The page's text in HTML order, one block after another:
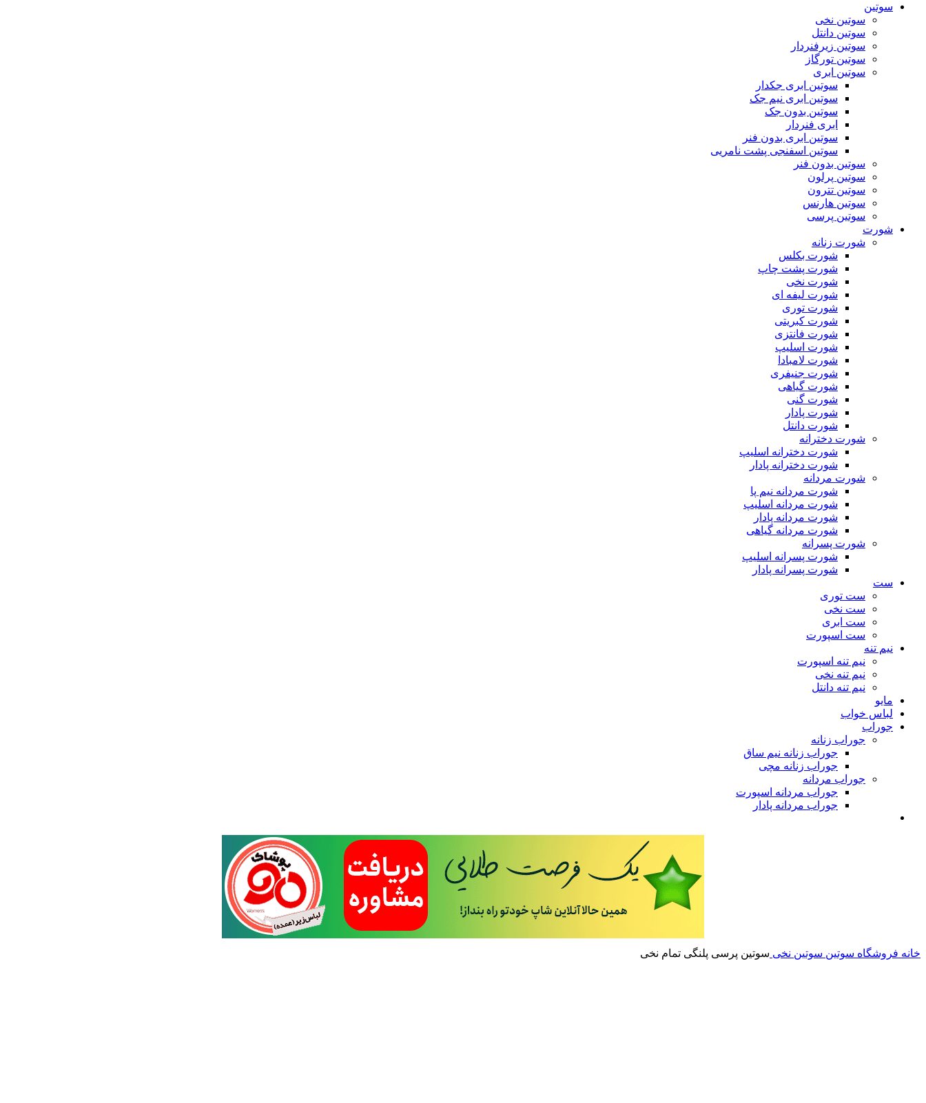
سوتین
سوتین نخی
سوتین دانتل
سوتین زیرفنردار
سوتین تورگاز
سوتین ابری
سوتین ابری جکدار
سوتین ابری نیم جک
سوتین بدون جک
ابری فنردار
سوتین ابری بدون فنر
سوتین اسفنجی پشت نامریی
سوتین بدون فنر
سوتین پرلون
سوتین تترون
سوتین هارنس
سوتین پرسی
شورت
شورت زنانه
شورت بکلس
شورت پشت چاپ
شورت نخی
شورت لیفه ای
شورت توری
شورت کبریتی
شورت فانتزی
شورت اسلیپ
شورت لامبادا
شورت جنیفری
شورت گیاهی
شورت گنی
شورت پادار
شورت دانتل
شورت دخترانه
شورت دخترانه اسلیپ
شورت دخترانه پادار
شورت مردانه
شورت مردانه نیم پا
شورت مردانه اسلیپ
شورت مردانه پادار
شورت مردانه گیاهی
شورت پسرانه
شورت پسرانه اسلیپ
شورت پسرانه پادار
ست
ست توری
ست نخی
ست ابری
ست اسپورت
نیم تنه
نیم تنه اسپورت
نیم تنه نخی
نیم تنه دانتل
مایو
لباس خواب
جوراب
جوراب زنانه
جوراب زنانه نیم ساق
جوراب زنانه مچی
جوراب مردانه
جوراب مردانه اسپورت
جوراب مردانه پادار
خانه فروشگاه سوتین سوتین نخی سوتین‌ ‌پرسی پلنگی تمام نخی